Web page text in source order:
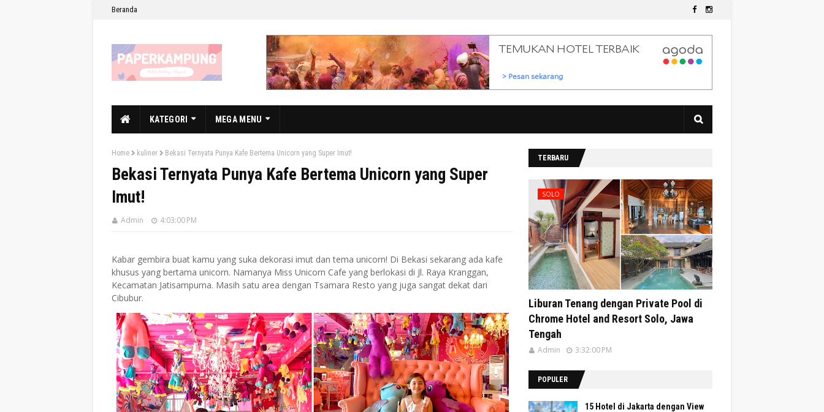
Beranda
KATEGORI MEGA MENU
Home kuliner Bekasi Ternyata Punya Kafe Bertema Unicorn yang Super Imut!
Bekasi Ternyata Punya Kafe Bertema Unicorn yang Super
Imut!
Admin 4:03:00 PM
Kabar gembira buat kamu yang suka dekorasi imut dan tema unicorn! Di Bekasi sekarang ada kafe
khusus yang bertama unicorn. Namanya Miss Unicorn Cafe yang berlokasi di Jl. Raya Kranggan,
Kecamatan Jatisampurna. Masih satu area dengan Tsamara Resto yang juga sangat dekat dari
Cibubur.
TERBARU
SOLO
Liburan Tenang dengan Private Pool di
Chrome Hotel and Resort Solo, Jawa
Tengah
Admin 3:32:00 PM
POPULER
15 Hotel di Jakarta dengan View